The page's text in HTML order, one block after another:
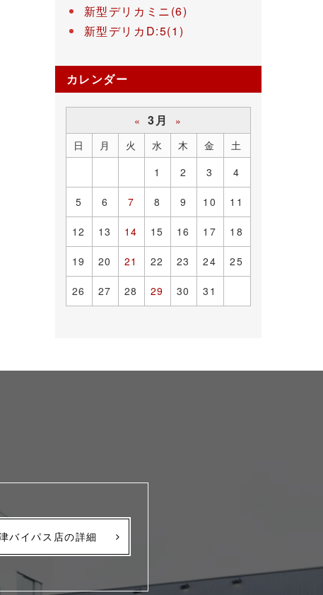
新型デリカミニ(6)
新型デリカD:5(1)
カレンダー
« 3月
»
日
月 火 水 木 金
土
1
2 3 4
5 6 7 8 9 10 11
12 13 14 15 16 17 18
19 20 21 22 23 24 25
26 27 28 29 30 31
バイパス店の詳細